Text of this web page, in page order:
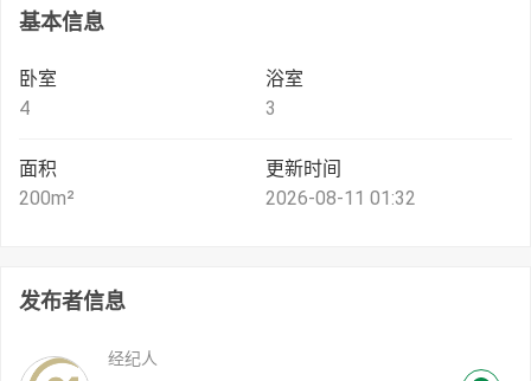
基本信息
卧室
4
浴室
3
面积
200m²
更新时间
2026-08-11 01:32
发布者信息
经纪人